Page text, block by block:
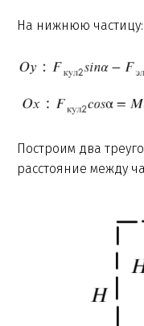
На нижнюю частицу:
Построим два
расстояние между